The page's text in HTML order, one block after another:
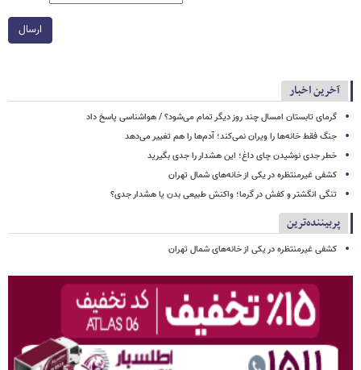
ارسال
آخرین اخبار
گرمای تابستان امسال چند روز دیگر تمام می‌شود؟ / هواشناسی پاسخ داد
جنگ فقط خانه‌ها را ویران نمی‌کند؛ آدم‌ها را هم تغییر می‌دهد
خطر جدی نوشیدن چای داغ؛ این هشدار را جدی بگیرید
کشفی غیرمنتظره در یکی از خانه‌های شمال تهران
تنگی انگشتر و کفش در گرما؛ واکنش طبیعی بدن یا هشدار جدی؟
پربیننده‌ترین
کشفی غیرمنتظره در یکی از خانه‌های شمال تهران